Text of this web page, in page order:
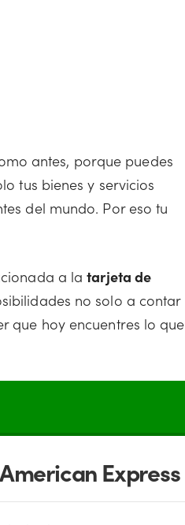
antes, porque puedes
tus bienes y servicios
del mundo. Por eso tu
a latarjeta de
no solo a contar
que hoy encuentres lo que
Express